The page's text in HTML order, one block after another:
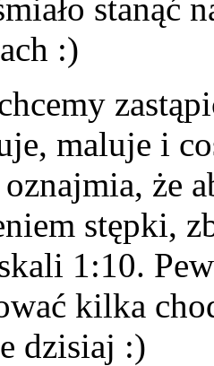
stanąć
:)
maluje i
że
stępki,
1:10.
kilka
dzisiaj :)